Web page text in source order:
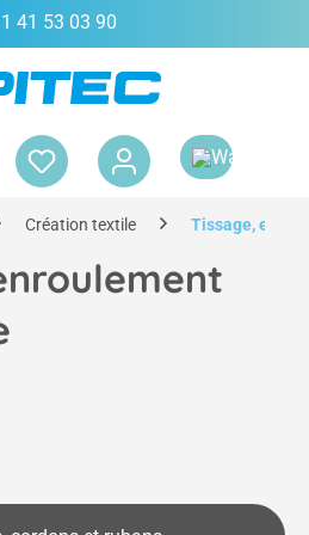
41 53 03 90
Création textile Tissage,